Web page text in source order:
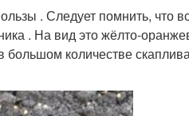
. Следует помнить, что
. На вид это жёлто-
количестве